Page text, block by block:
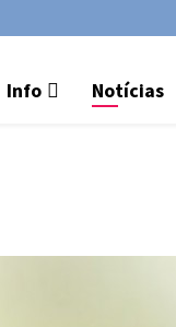
Info Notícias